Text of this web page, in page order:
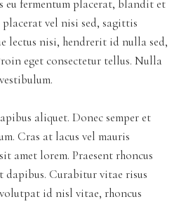
eu fermentum placerat, blandit et
vel nisi sed, sagittis
lectus nisi, hendrerit id nulla sed,
eget consectetur tellus. Nulla
aliquet. Donec semper et
Cras at lacus vel mauris
amet lorem. Praesent rhoncus
dapibus. Curabitur vitae risus
id nisl vitae, rhoncus